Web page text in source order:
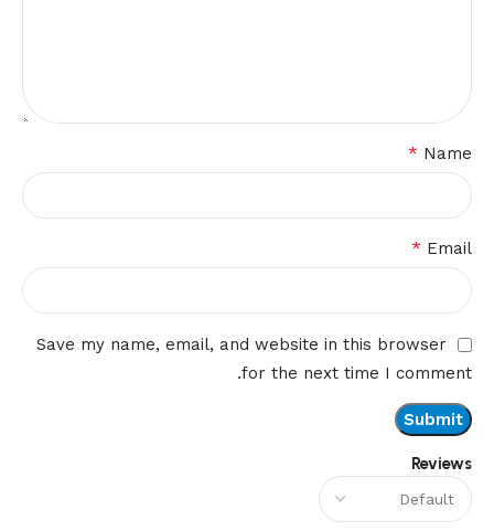
Reviews
Name
*
Email
*
Save my name, email, and website in this browser
for the next time I comment.